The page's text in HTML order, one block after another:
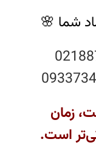
شما 🌸
زمان
است.